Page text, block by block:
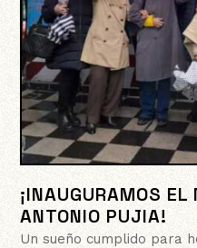
¡INAUGURAMOS
ANTONIO PUJIA!
Un sueño cumplido para